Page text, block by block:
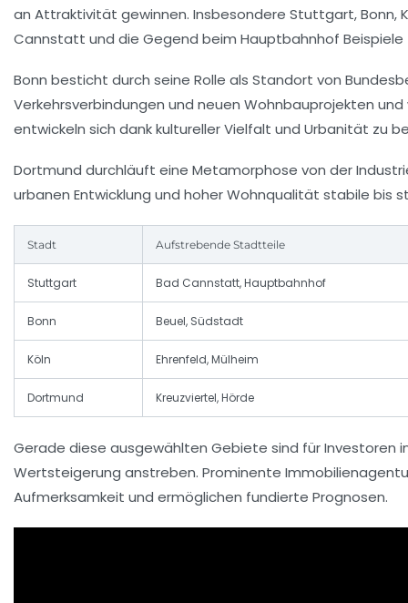
an Attraktivität gewinnen. Insbesondere Stuttgart, Bonn,
Cannstatt und die Gegend beim Hauptbahnhof
Bonn besticht durch seine Rolle als Standort von
Verkehrsverbindungen und neuen Wohnbauprojekten
entwickeln sich dank kultureller Vielfalt und Urbanität zu
Dortmund durchläuft eine Metamorphose von der
urbanen Entwicklung und hoher Wohnqualität stabile bis
Stadt Aufstrebende Stadtteile
Stuttgart Bad Cannstatt, Hauptbahnhof
Bonn Beuel, Südstadt
Köln Ehrenfeld, Mülheim
Dortmund Kreuzviertel, Hörde
Gerade diese ausgewählten Gebiete sind für Investoren
Wertsteigerung anstreben. Prominente
Aufmerksamkeit und ermöglichen fundierte Prognosen.